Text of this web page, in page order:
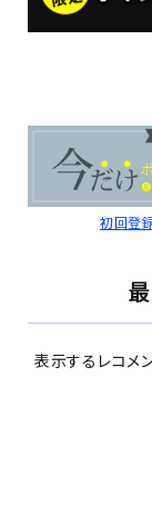
初回登
表示するレコメ